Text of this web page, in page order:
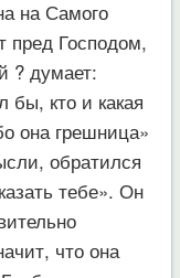
на Самого
пред Господом,
? думает:
кто и какая
она грешница»
обратился
тебе». Он
что она